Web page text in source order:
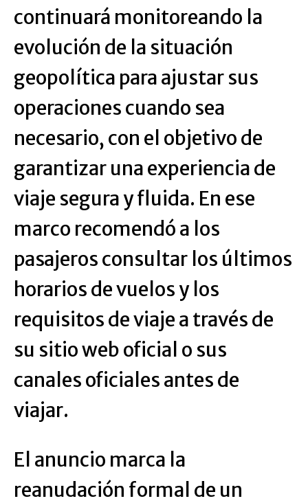
continuará monitoreando la
evolución de la situación
geopolítica para ajustar sus
operaciones cuando sea
necesario, con el objetivo de
garantizar una experiencia de
viaje segura y fluida. En ese
marco recomendó a los
pasajeros consultar los últimos
horarios de vuelos y los
requisitos de viaje a través de
su sitio web oficial o sus
canales oficiales antes de
viajar.
El anuncio marca la
reanudación formal de un